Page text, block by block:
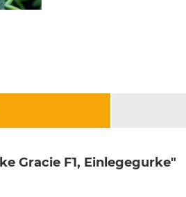
Gracie F1, Einlegegurke"